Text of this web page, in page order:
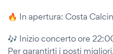
🔥 In apertura: Costa
🎶 Inizio concerto ore
Per garantirti i posti